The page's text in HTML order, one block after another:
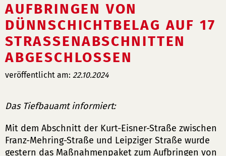
AUFBRINGEN VON
DÜNNSCHICHTBELAG AUF 17
STRASSENABSCHNITTEN A
BGESCHLOSSEN
veröffentlicht am: 22.10.2024
Das Tiefbauamt informiert:
Mit dem Abschnitt der Kurt-Eisner-Straße zwischen
Franz-Mehring-Straße und Leipziger Straße wurde
gestern das Maßnahmenpaket zum Aufbringen von